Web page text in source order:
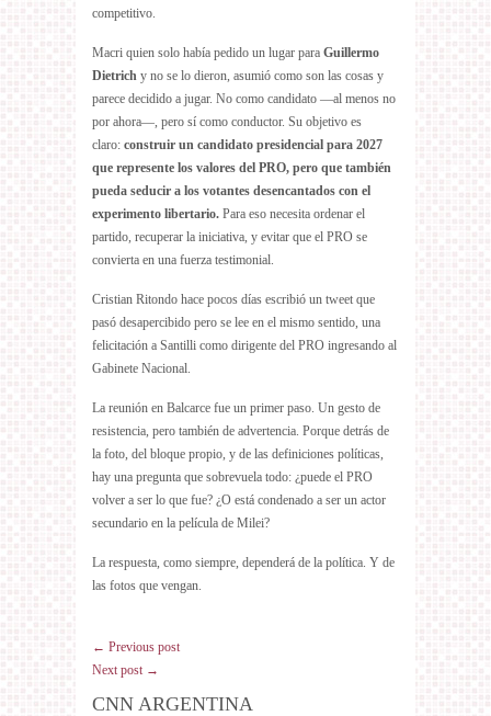
competitivo.
Macri quien solo había pedido un lugar para Guillermo
Dietrich y no se lo dieron, asumió como son las cosas y
parece decidido a jugar. No como candidato —al menos no
por ahora—, pero sí como conductor. Su objetivo es
claro: construir un candidato presidencial para 2027
que represente los valores del PRO, pero que también
pueda seducir a los votantes desencantados con el
experimento libertario. Para eso necesita ordenar el
partido, recuperar la iniciativa, y evitar que el PRO se
convierta en una fuerza testimonial.
Cristian Ritondo hace pocos días escribió un tweet que
pasó desapercibido pero se lee en el mismo sentido, una
felicitación a Santilli como dirigente del PRO ingresando al
Gabinete Nacional.
La reunión en Balcarce fue un primer paso. Un gesto de
resistencia, pero también de advertencia. Porque detrás de
la foto, del bloque propio, y de las definiciones políticas,
hay una pregunta que sobrevuela todo: ¿puede el PRO
volver a ser lo que fue? ¿O está condenado a ser un actor
secundario en la película de Milei?
La respuesta, como siempre, dependerá de la política. Y de
las fotos que vengan.
← Previous post
Next post →
CNN ARGENTINA